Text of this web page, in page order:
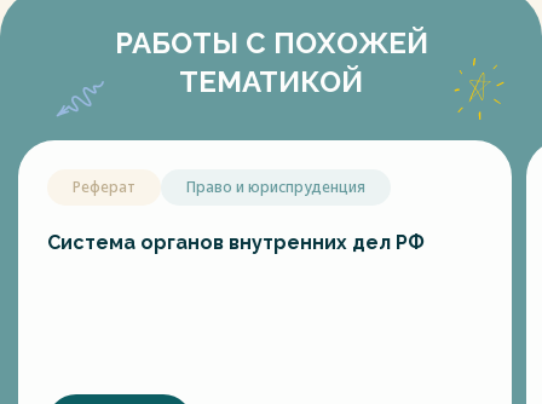
РАБОТЫ С ПОХОЖЕЙ
ТЕМАТИКОЙ
Реферат Право и юриспруденция
Система органов внутренних дел РФ